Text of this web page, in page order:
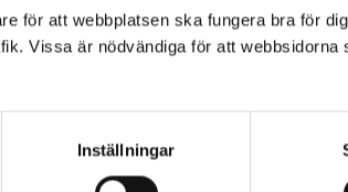
för att webbplatsen ska fungera bra för
Vissa är nödvändiga för att
Inställningar
han spana efter lämpliga
men Högskolan Kristianstad låg
BMA-programmet i Kristianstad var